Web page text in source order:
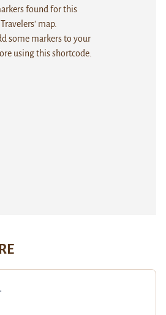
found for this
Travelers' map.
some markers to your
using this shortcode.